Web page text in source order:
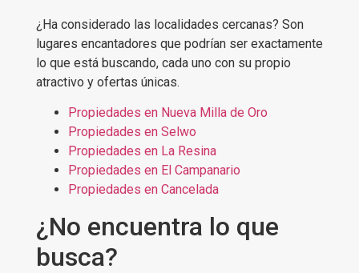
¿Ha considerado las localidades cercanas? Son
lugares encantadores que podrían ser exactamente
lo que está buscando, cada uno con su propio
atractivo y ofertas únicas.
Propiedades en Nueva Milla de Oro
Propiedades en Selwo
Propiedades en La Resina
Propiedades en El Campanario
Propiedades en Cancelada
¿No encuentra lo que
busca?